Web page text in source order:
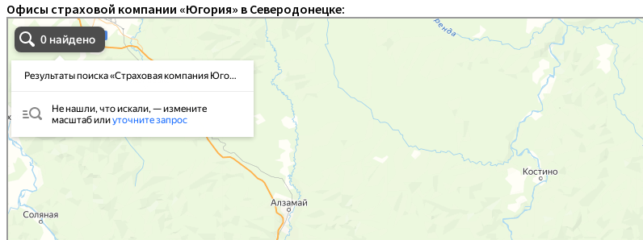
Офисы страховой компании «Югория» в Северодонецке: